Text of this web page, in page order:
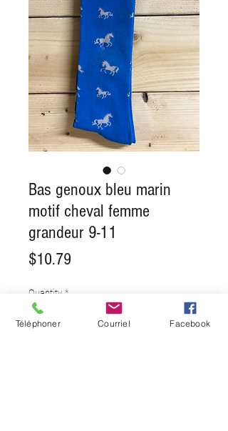
Bas genoux bleu marin
motif cheval femme
grandeur 9-11
$10.79
Quantity *
Téléphoner Courriel Facebook